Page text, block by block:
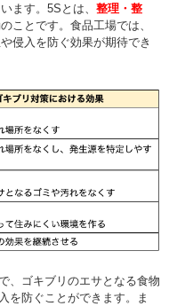
ます。5Sとは、 整理・整
ことです。食品工場では、
侵入を防ぐ効果が期待でき
、ゴキブリのエサとなる食物
を防ぐことができます。ま